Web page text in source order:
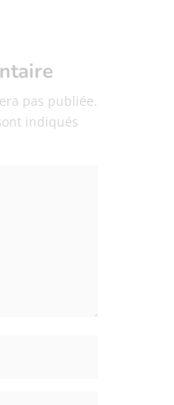
pas publiée.
indiqués